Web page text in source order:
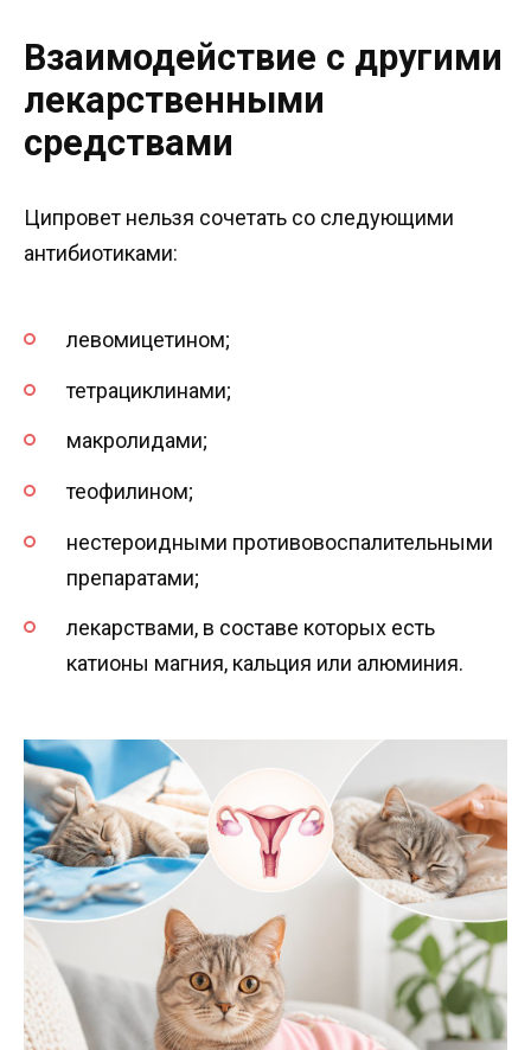
Взаимодействие с другими
лекарственными
средствами
Ципровет нельзя сочетать со следующими
антибиотиками:
левомицетином;
тетрациклинами;
макролидами;
теофилином;
нестероидными противовоспалительными
препаратами;
лекарствами, в составе которых есть
катионы магния, кальция или алюминия.